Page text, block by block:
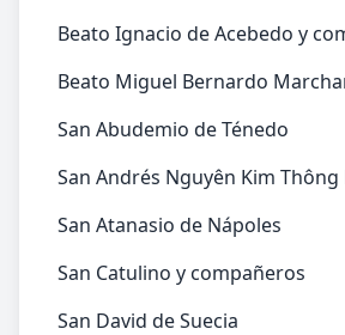
Beato Ignacio de Acebedo y
Beato Miguel Bernardo
San Abudemio de Ténedo
San Andrés Nguyên Kim Thông
San Atanasio de Nápoles
San Catulino y compañeros
San David de Suecia